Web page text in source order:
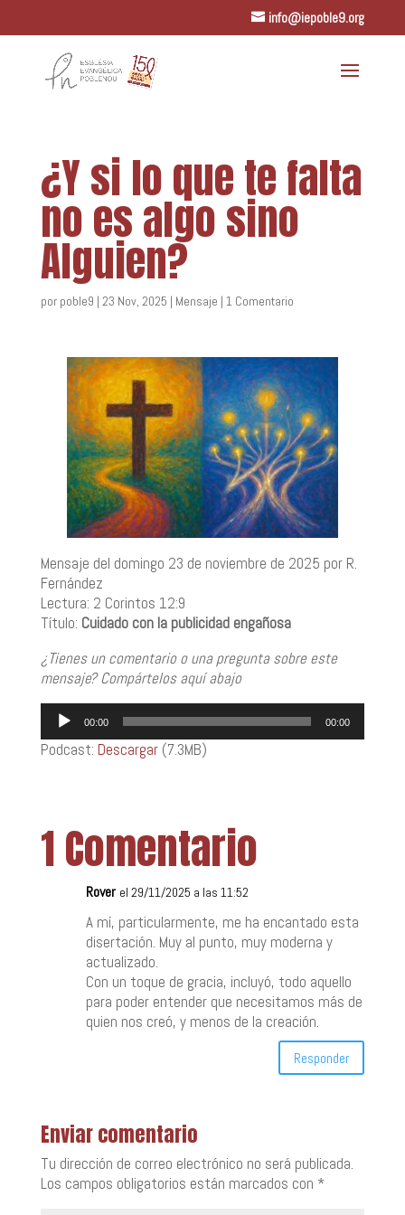
info@iepoble9.org
¿Y si lo que te falta
no es algo sino
Alguien?
por poble9 | 23 Nov, 2025 | Mensaje | 1 Comentario
Mensaje del domingo 23 de noviembre de 2025 por R.
Fernández
Lectura: 2 Corintos 12:9
Título: Cuidado con la publicidad engañosa
¿Tienes un comentario o una pregunta sobre este
mensaje? Compártelos aquí abajo
Reproductor
de
00:00 00:00
Podcast: Descargar(7.3MB)
1 Comentario
Rover el 29/11/2025 a las 11:52
A mí, particularmente, me ha encantado esta
disertación. Muy al punto, muy moderna y
actualizado.
Con un toque de gracia, incluyó, todo aquello
para poder entender que necesitamos más de
quien nos creó, y menos de la creación.
Responder
Enviar comentario
Tu dirección de correo electrónico no será publicada.
Los campos obligatorios están marcados con *